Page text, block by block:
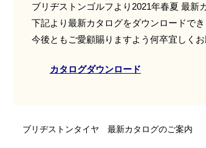
ブリヂストンゴルフより2021年春夏 最新
下記より最新カタログをダウンロードでき
今後ともご愛顧賜りますよう何卒宜しくお
カタログダウンロード
ブリヂストンタイヤ 最新カタログのご案内